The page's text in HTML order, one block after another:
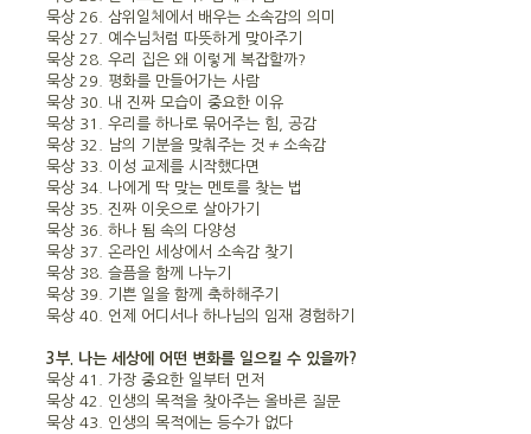
묵상 26. 삼위일체에서 배우는 소속감의 의미
묵상 27. 예수님처럼 따뜻하게 맞아주기
묵상 28. 우리 집은 왜 이렇게 복잡할까?
묵상 29. 평화를 만들어가는 사람
묵상 30. 내 진짜 모습이 중요한 이유
묵상 31. 우리를 하나로 묶어주는 힘, 공감
묵상 32. 남의 기분을 맞춰주는 것 ≠ 소속감
묵상 33. 이성 교제를 시작했다면
묵상 34. 나에게 딱 맞는 멘토를 찾는 법
묵상 35. 진짜 이웃으로 살아가기
묵상 36. 하나 됨 속의 다양성
묵상 37. 온라인 세상에서 소속감 찾기
묵상 38. 슬픔을 함께 나누기
묵상 39. 기쁜 일을 함께 축하해주기
묵상 40. 언제 어디서나 하나님의 임재 경험하기
3부. 나는 세상에 어떤 변화를 일으킬 수 있을까?
묵상 41. 가장 중요한 일부터 먼저
묵상 42. 인생의 목적을 찾아주는 올바른 질문
묵상 43. 인생의 목적에는 등수가 없다